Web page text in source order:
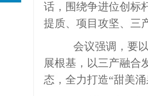
话，围绕争进位创标
提质、项目攻坚、三
会议强调，要以
展根基，以三产融合
态，全力打造“甜美